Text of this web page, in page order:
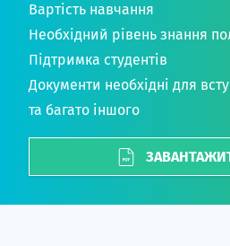
Вартість навчання
Необхідний рівень знання
Підтримка студентів
Документи необхідні для
та багато іншого